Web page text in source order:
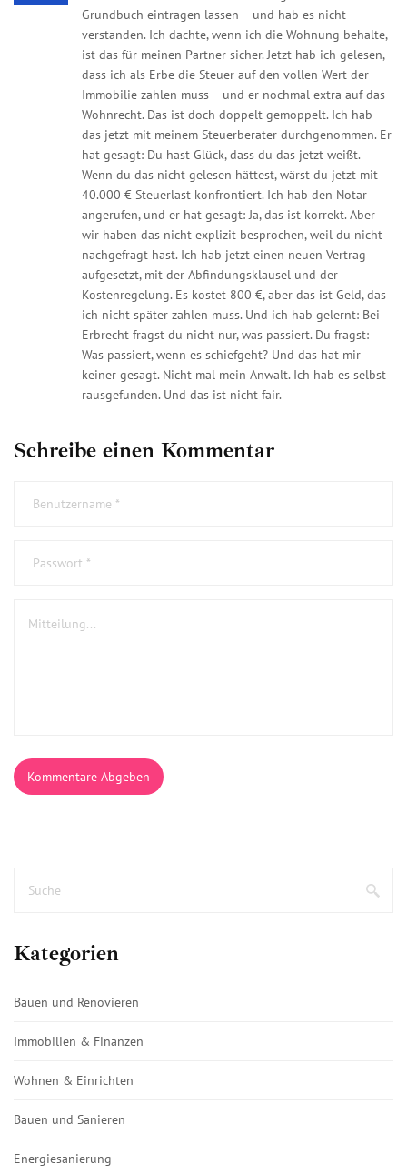
Grundbuch eintragen lassen – und hab es nicht
verstanden. Ich dachte, wenn ich die Wohnung behalte,
ist das für meinen Partner sicher. Jetzt hab ich gelesen,
dass ich als Erbe die Steuer auf den vollen Wert der
Immobilie zahlen muss – und er nochmal extra auf das
Wohnrecht. Das ist doch doppelt gemoppelt. Ich hab
das jetzt mit meinem Steuerberater durchgenommen. Er
hat gesagt: Du hast Glück, dass du das jetzt weißt.
Wenn du das nicht gelesen hättest, wärst du jetzt mit
40.000 € Steuerlast konfrontiert. Ich hab den Notar
angerufen, und er hat gesagt: Ja, das ist korrekt. Aber
wir haben das nicht explizit besprochen, weil du nicht
nachgefragt hast. Ich hab jetzt einen neuen Vertrag
aufgesetzt, mit der Abfindungsklausel und der
Kostenregelung. Es kostet 800 €, aber das ist Geld, das
ich nicht später zahlen muss. Und ich hab gelernt: Bei
Erbrecht fragst du nicht nur, was passiert. Du fragst:
Was passiert, wenn es schiefgeht? Und das hat mir
keiner gesagt. Nicht mal mein Anwalt. Ich hab es selbst
rausgefunden. Und das ist nicht fair.
Schreibe einen Kommentar
Kommentare Abgeben
Kategorien
Bauen und Renovieren
Immobilien & Finanzen
Wohnen & Einrichten
Bauen und Sanieren
Energiesanierung